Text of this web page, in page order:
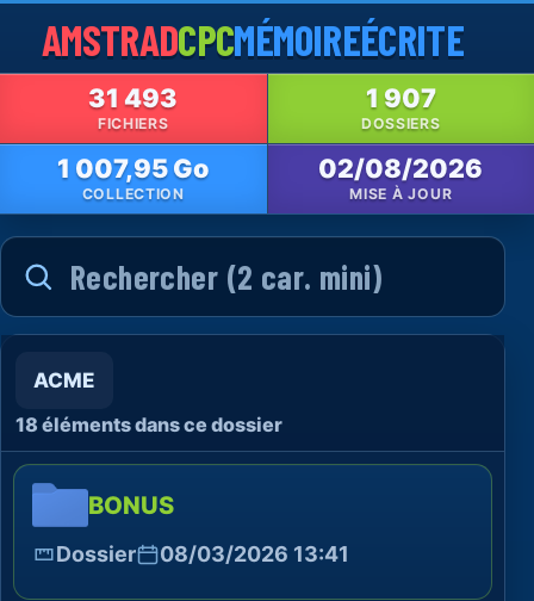
AMSTRADCPCMÉMOIREÉCRITE
31 493
FICHIERS
1 907
DOSSIERS
1 007,95 Go
COLLECTION
02/08/2026
MISE À JOUR
ACME
18 éléments dans ce dossier
BONUS
Dossier 08/03/2026 13:41